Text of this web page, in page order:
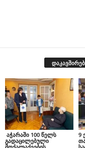
აჭარაში 100 წელს
გადაცილებული
9